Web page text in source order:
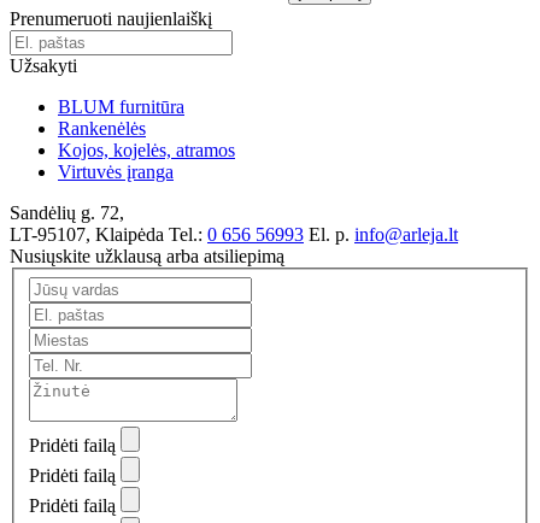
Prenumeruoti naujienlaiškį
Užsakyti
BLUM furnitūra
Rankenėlės
Kojos, kojelės, atramos
Virtuvės įranga
Sandėlių g. 72,
LT-95107, Klaipėda Tel.: 0 656 56993 El. p. info@arleja.lt
Nusiųskite užklausą arba atsiliepimą
Pridėti failą
Pridėti failą
Pridėti failą